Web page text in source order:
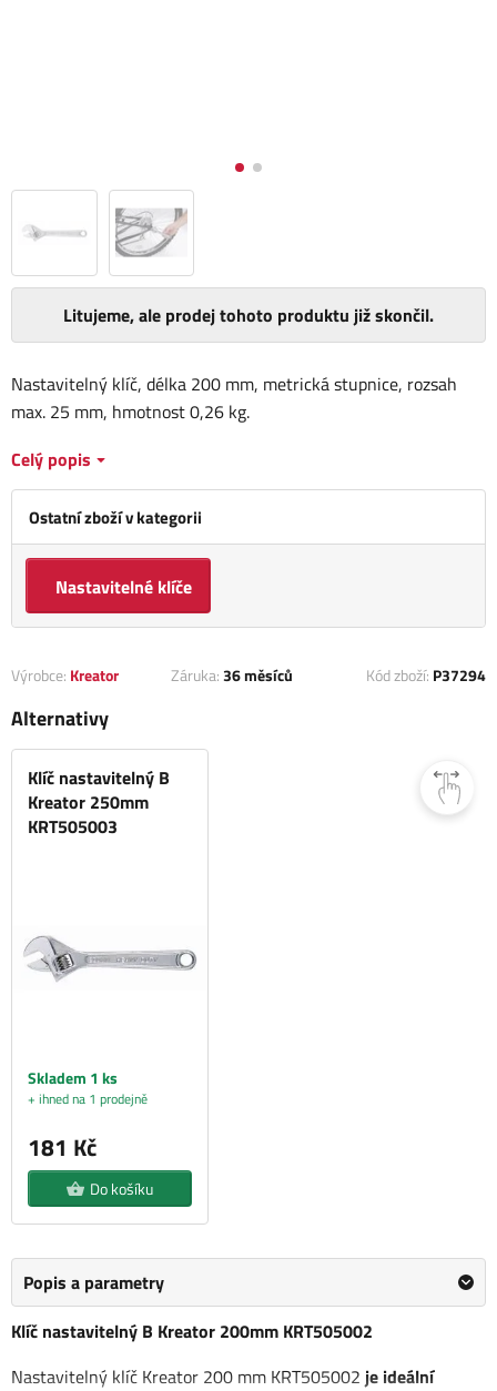
Ostatní zboží v kategorii
Nastavitelné klíče
Nastavitelný klíč, délka 200 mm, metrická stupnice, rozsah
max. 25 mm, hmotnost 0,26 kg.
Celý popis
Litujeme, ale prodej tohoto produktu již skončil.
Výrobce: Kreator Záruka:36 měsíců Kód zboží: P37294
Alternativy
Klíč nastavitelný B
Kreator 250mm
KRT505003
Skladem 1 ks
+ ihned na 1 prodejně
181 Kč
Do košíku
Popis a parametry
Klíč nastavitelný B Kreator 200mm KRT505002
Nastavitelný klíč Kreator 200 mm KRT505002 je ideální